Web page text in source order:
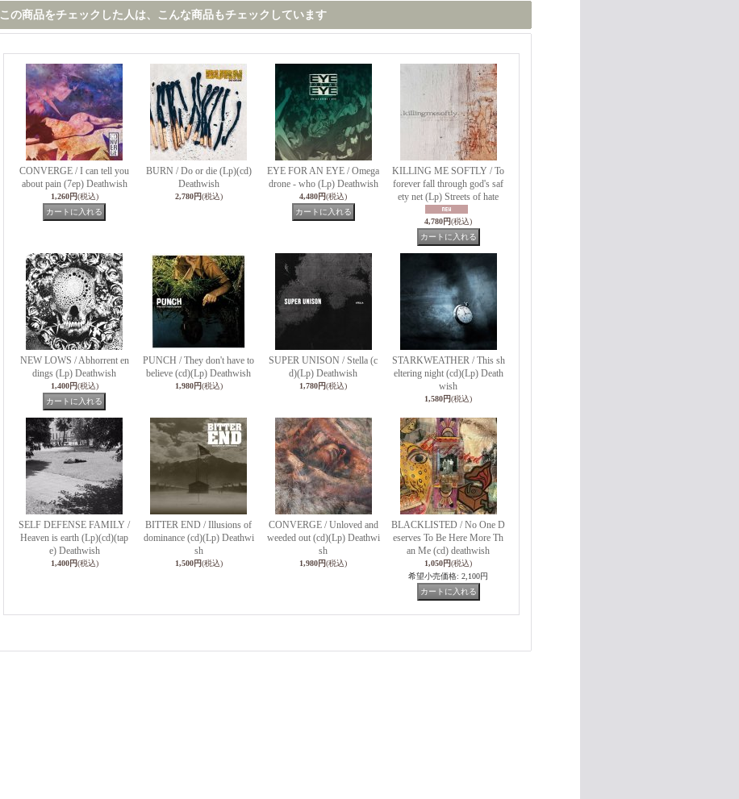
この商品をチェックした人は、こんな商品もチェックしています
CONVERGE / I can tell you
about pain (7ep) Deathwish
1,260円(税込)
BURN / Do or die (Lp)(cd)
Deathwish
2,780円(税込)
EYE FOR AN EYE / Omega
drone - who (Lp) Deathwish
4,480円(税込)
KILLING ME SOFTLY / To
forever fall through god's saf
ety net (Lp) Streets of hate
4,780円(税込)
NEW LOWS / Abhorrent en
dings (Lp) Deathwish
1,400円(税込)
PUNCH / They don't have to
believe (cd)(Lp) Deathwish
1,980円(税込)
SUPER UNISON / Stella (c
d)(Lp) Deathwish
1,780円(税込)
STARKWEATHER / This sh
eltering night (cd)(Lp) Death
wish
1,580円(税込)
SELF DEFENSE FAMILY /
Heaven is earth (Lp)(cd)(tap
e) Deathwish
1,400円(税込)
BITTER END / Illusions of
dominance (cd)(Lp) Deathwi
sh
1,500円(税込)
CONVERGE / Unloved and
weeded out (cd)(Lp) Deathwi
sh
1,980円(税込)
BLACKLISTED / No One D
eserves To Be Here More Th
an Me (cd) deathwish
1,050円(税込)
希望小売価格: 2,100円